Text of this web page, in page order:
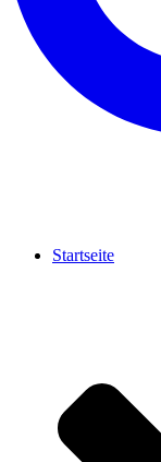
Startseite